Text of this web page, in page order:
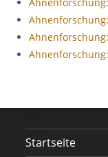
Startseite